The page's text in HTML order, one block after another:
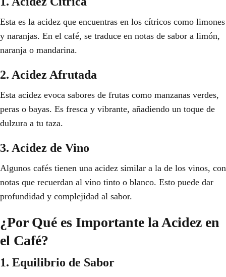
Esta es la acidez que encuentras en los cítricos como limones
y naranjas. En el café, se traduce en notas de sabor a limón,
naranja o mandarina.
2. Acidez Afrutada
Esta acidez evoca sabores de frutas como manzanas verdes,
peras o bayas. Es fresca y vibrante, añadiendo un toque de
dulzura a tu taza.
3. Acidez de Vino
Algunos cafés tienen una acidez similar a la de los vinos, con
notas que recuerdan al vino tinto o blanco. Esto puede dar
profundidad y complejidad al sabor.
¿Por Qué es Importante la Acidez en
el Café?
1. Equilibrio de Sabor